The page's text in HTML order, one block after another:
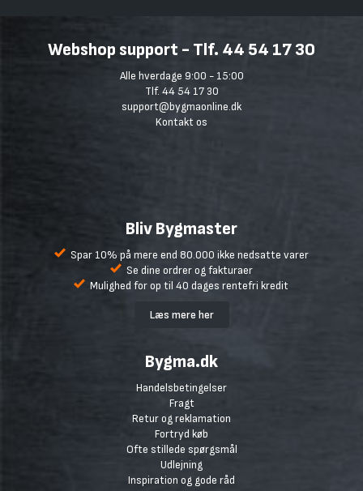
Webshop support - Tlf. 44 54 17 30
Alle hverdage 9:00 - 15:00
Tlf. 44 54 17 30
support@bygmaonline.dk
Kontakt os
Bliv Bygmaster
Spar 10% på mere end 80.000 ikke nedsatte varer
Se dine ordrer og fakturaer
Mulighed for op til 40 dages rentefri kredit
Læs mere her
Bygma.dk
Handelsbetingelser
Fragt
Retur og reklamation
Fortryd køb
Ofte stillede spørgsmål
Udlejning
Inspiration og gode råd